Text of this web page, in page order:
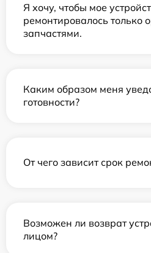
Я хочу, чтобы мое
ремонтировалось только
запчастями.
Каким образом меня
готовности?
От чего зависит срок
Возможен ли возврат
лицом?